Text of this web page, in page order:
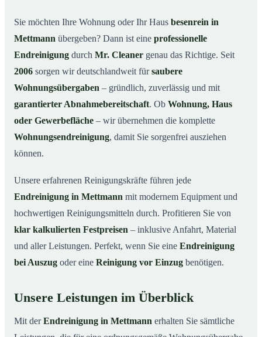
03Warum Mr. Cleaner in Mettmann?
04So läuft die Endreinigung in Mettmann ab
05Typische Anlässe für eine Endreinigung
07Jetzt Angebot anfordern
08So sieht eine professionelle Endreinigung in
Sie möchten Ihre Wohnung oder Ihr Haus besenrein in
Mettmann übergeben? Dann ist eine professionelle
Endreinigung durch Mr. Cleaner genau das Richtige. Seit
2006 sorgen wir deutschlandweit fürsaubere
Wohnungsübergaben – gründlich, zuverlässig und mit
garantierter Abnahmebereitschaft. Ob Wohnung, Haus
oder Gewerbefläche – wir übernehmen die komplette
Wohnungsendreinigung, damit Sie sorgenfrei ausziehen
können.
Unsere erfahrenen Reinigungskräfte führen jede
Endreinigung in Mettmann mit modernem Equipment und
hochwertigen Reinigungsmitteln durch. Profitieren Sie von
klar kalkulierten Festpreisen – inklusive Anfahrt, Material
und aller Leistungen. Perfekt, wenn Sie eine Endreinigung
bei Auszug oder eine Reinigung vor Einzug benötigen.
Unsere Leistungen im Überblick
Mit derEndreinigung in Mettmann erhalten Sie sämtliche